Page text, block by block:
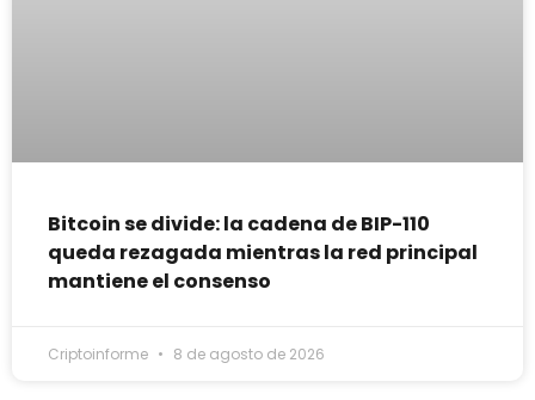
Bitcoin se divide: la cadena de BIP-110
queda rezagada mientras la red principal
mantiene el consenso
Criptoinforme 8 de agosto de 2026